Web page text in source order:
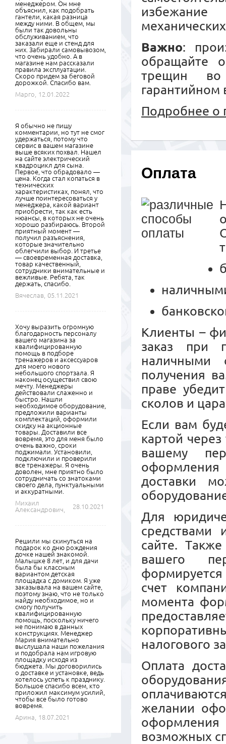
Важно:
обращайте
трещин во
гарантийном
Подробнее о
Оплата
Клиенты –
заказ при
наличными
получения
праве
сколов и
Если вам
картой
вашему
доставки
Для
средствами
сайте.
вашего
счет
момента
налогового
Оплата
желании
возможных
менеджером. Он мне
объяснил, как подобрать
гантели, какая разница
между ними. В общем, мы
были так довольны
обслуживанием, что
заказали еще и стенд для
них. Забирали самовывозом,
что очень удобно. А в
магазине нам рассказали
правила эксплуатации.
Скоро придем за беговой
дорожкой. Спасибо вам.
Марго,
12.01.2022
Я обычно не пишу
комментарии, но тут не смог
удержаться, потому что
сервис в вашем магазине
выше всяких похвал. Нашел
на сайте электрический
квадроцикл для сына.
Первое, что обрадовало —
цена. Когда стал копаться в
технических
характеристиках, понял, что
лучше поинтересоваться у
менеджера, какой вариант
приобрести, так как есть
нюансы, в которых не очень
хорошо разбираюсь. Второй
приятный момент —
получил разъяснения,
которые значительно
облегчили выбор. И третье
— своевременная доставка,
товар качественный,
сотрудники внимательные и
вежливые. Ребята, так
держать, спасибо.
Вячеслав, 05.11.2021
Хочу выразить огромную
благодарность персоналу
вашего магазина за
квалифицированную
помощь в подборе
тренажеров и аксессуаров
для моего нового
небольшого спортзала. Я
наконец осуществил свою
мечту. Менеджеры
действовали слаженно и
быстро. Нашли
необходимое оборудование,
предложили варианты
комплектаций, оформили
скидку на акционные
товары. Доставили все
вовремя, это для меня было
очень важно, сроки
поджимали. Установили,
подключили и проверили
все тренажеры. Я очень
доволен, мне приятно было
сотрудничать со знатоками
своего дела, пунктуальными
и аккуратными.
Михаил
Александрович,
28.10.2021
Решили мы скинуться на
подарок ко дню рождения
дочке нашей знакомой.
Малышке 8 лет, и для дачи
была бы классным
вариантом детская
площадка с домиком. Я уже
заказывала на вашем сайте,
поэтому знаю, что не только
найду необходимое, но и
смогу получить
квалифицированную
помощь, поскольку ничего
не понимаю в данных
конструкциях. Менеджер
Мария внимательно
выслушала наши пожелания
и подобрала нам игровую
площадку исходя из
бюджета. Мы договорились
о доставке и установке, ведь
хотелось успеть к празднику.
Большое спасибо всем, кто
приложил максимум усилий,
чтобы все было готово
вовремя.
Арина,
18.07.2021